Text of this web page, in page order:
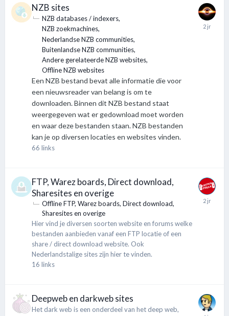
NZB sites
NZB databases / indexers
NZB zoekmachines
Nederlandse NZB communities
Buitenlandse NZB communities
Andere gerelateerde NZB websites
Offline NZB websites
Een NZB bestand bevat alle informatie die voor
een nieuwsreader van belang is om te
downloaden. Binnen dit NZB bestand staat
weergegeven wat er gedownload moet worden
en waar deze bestanden staan. NZB bestanden
kan je op diversen locaties en websites vinden.
66 links
FTP, Warez boards, Direct download,
Sharesites en overige
Offline FTP, Warez boards, Direct download,
Sharesites en overige
Hier vind je diversen soorten website en forums welke
bestanden aanbieden vanaf een FTP locatie of een
share / direct download website. Ook
Nederlandstalige sites zijn hier te vinden.
16 links
Deepweb en darkweb sites
Het dark web is een onderdeel van het deep web,